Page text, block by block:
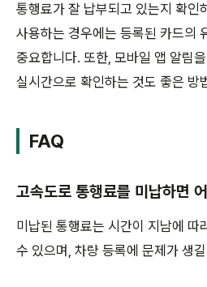
통행료가 잘 납부되고 있는지 확인
사용하는 경우에는 등록된 카드의
중요합니다. 또한, 모바일 앱 알림
실시간으로 확인하는 것도 좋은 방
FAQ
고속도로 통행료를 미납하면
미납된 통행료는 시간이 지남에 따
수 있으며, 차량 등록에 문제가 생